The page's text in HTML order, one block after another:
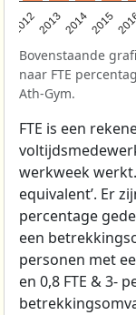
2012201320142015
Bovenstaande
naar FTE
Ath-Gym.
FTE is een
werkweek werkt.
equivalent’. Er
percentage
een
personen met
en 0,8 FTE & 3-